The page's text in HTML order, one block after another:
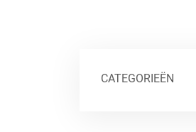
CATEGORIEËN